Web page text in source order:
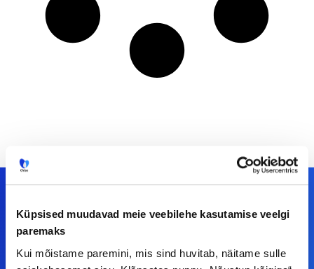
Küpsised muudavad meie veebilehe kasutamise veelgi
paremaks
Kui mõistame paremini, mis sind huvitab, näitame sulle